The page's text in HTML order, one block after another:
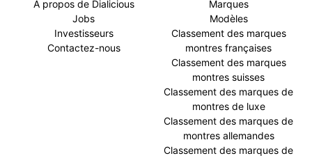
À propos de Dialicious
Jobs
Investisseurs
Contactez-nous
Marques
Modèles
Classement des marques
montres françaises
Classement des marques
montres suisses
Classement des marques de
montres de luxe
Classement des marques de
montres allemandes
Classement des marques de